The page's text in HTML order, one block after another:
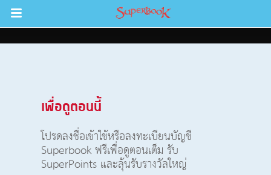
Return to Content
เพื่อดูตอนนี้
โปรดลงชื่อเข้าใช้หรือลงทะเบียนบัญชี
Superbook ฟรีเพื่อดูตอนเต็ม รับ
SuperPoints และลุ้นรับรางวัลใหญ่